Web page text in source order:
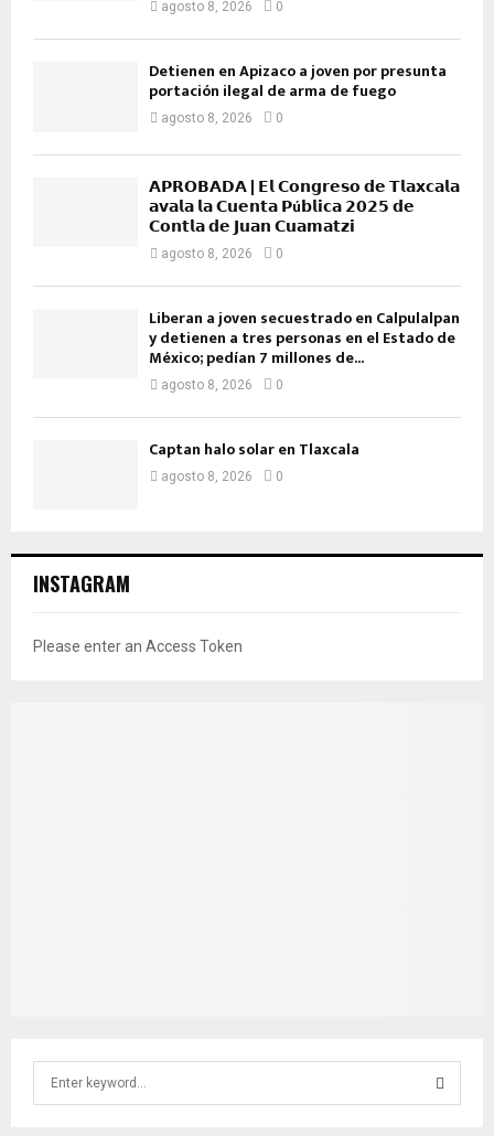
agosto 8, 2026 0
Detienen en Apizaco a joven por presunta
portación ilegal de arma de fuego
agosto 8, 2026 0
𝗔𝗣𝗥𝗢𝗕𝗔𝗗𝗔 | 𝗘𝗹 𝗖𝗼𝗻𝗴𝗿𝗲𝘀𝗼 𝗱𝗲 𝗧𝗹𝗮𝘅𝗰𝗮𝗹𝗮
𝗮𝘃𝗮𝗹𝗮 𝗹𝗮 𝗖𝘂𝗲𝗻𝘁𝗮 𝗣ú𝗯𝗹𝗶𝗰𝗮 𝟮𝟬𝟮𝟱 𝗱𝗲
𝗖𝗼𝗻𝘁𝗹𝗮 𝗱𝗲 𝗝𝘂𝗮𝗻 𝗖𝘂𝗮𝗺𝗮𝘁𝘇𝗶
agosto 8, 2026 0
Liberan a joven secuestrado en Calpulalpan
y detienen a tres personas en el Estado de
México; pedían 7 millones de...
agosto 8, 2026 0
Captan halo solar en Tlaxcala
agosto 8, 2026 0
INSTAGRAM
Please enter an Access Token